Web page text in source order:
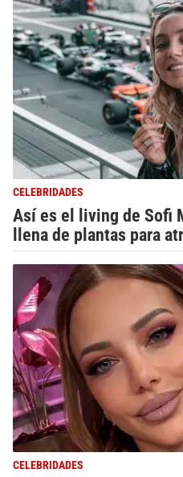
CELEBRIDADES
Así es el living de Sofi
llena de plantas para
CELEBRIDADES